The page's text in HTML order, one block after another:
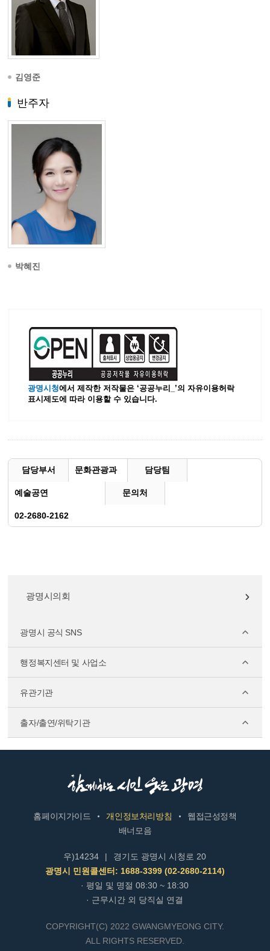
김영준
반주자
박혜진
광명시청에서 제작한 저작물은 ‘공공누리_’의 자유이용허락
표시제도에 따라 이용할 수 있습니다.
담당부서 문화관광과 담당팀
예술공연 문의처
02-2680-2162
광명시의회
광명시 공식 SNS
행정복지센터 및 사업소
유관기관
출자/출연/위탁기관
홈페이지가이드 개인정보처리방침
웹접근성정책
배너모음
우)14234 |
경기도 광명시 시청로 20
광명시 민원콜센터: 1688-3399 (02-2680-2114)
· 평일 및 명절 08:30 ~ 18:30
· 근무시간 외 당직실 연결
COPYRIGHT(C) 2022 GWANGMYEONG CITY.
ALL RIGHTS RESERVED.